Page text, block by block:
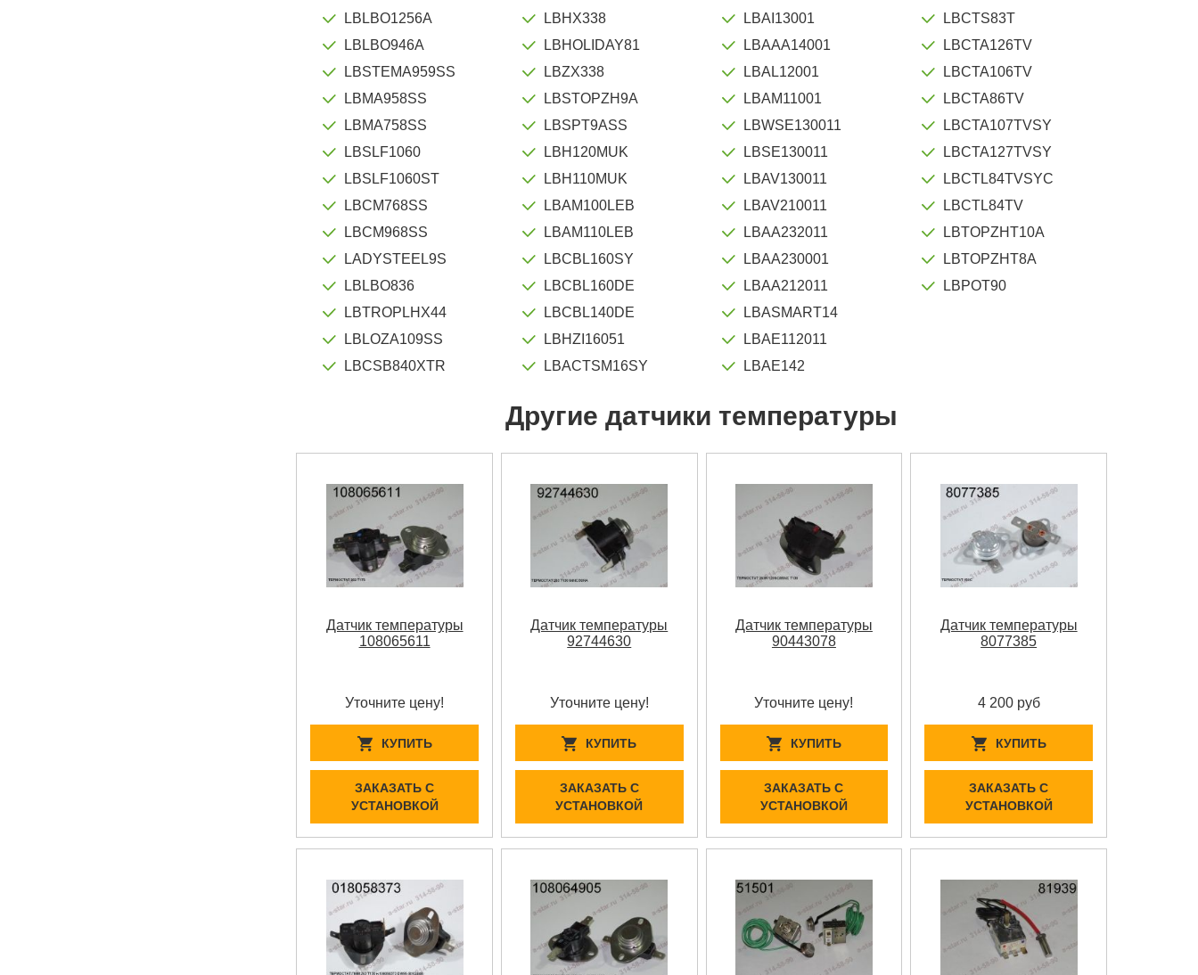
LBLBO1256A
LBLBO946A
LBSTEMA959SS
LBMA958SS
LBMA758SS
LBSLF1060
LBSLF1060ST
LBCM768SS
LBCM968SS
LADYSTEEL9S
LBLBO836
LBTROPLHX44
LBLOZA109SS
LBCSB840XTR
LBHX338
LBHOLIDAY81
LBZX338
LBSTOPZH9A
LBSPT9ASS
LBH120MUK
LBH110MUK
LBAM100LEB
LBAM110LEB
LBCBL160SY
LBCBL160DE
LBCBL140DE
LBHZI16051
LBACTSM16SY
LBAI13001
LBAAA14001
LBAL12001
LBAM11001
LBWSE130011
LBSE130011
LBAV130011
LBAV210011
LBAA232011
LBAA230001
LBAA212011
LBASMART14
LBAE112011
LBAE142
LBCTS83T
LBCTA126TV
LBCTA106TV
LBCTA86TV
LBCTA107TVSY
LBCTA127TVSY
LBCTL84TVSYC
LBCTL84TV
LBTOPZHT10A
LBTOPZHT8A
LBPOT90
Другие датчики температуры
Датчик температуры
108065611
Уточните цену!
КУПИТЬ
ЗАКАЗАТЬ С
УСТАНОВКОЙ
Датчик температуры
92744630
Уточните цену!
КУПИТЬ
ЗАКАЗАТЬ С
УСТАНОВКОЙ
Датчик температуры
90443078
Уточните цену!
КУПИТЬ
ЗАКАЗАТЬ С
УСТАНОВКОЙ
Датчик температуры
8077385
4 200 руб
КУПИТЬ
ЗАКАЗАТЬ С
УСТАНОВКОЙ